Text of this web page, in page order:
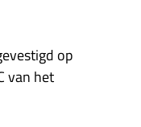
op
van het